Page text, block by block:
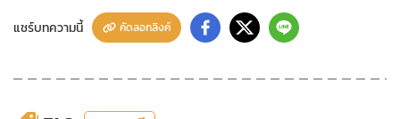
แชร์บทความนี้ คัดลอกลิงค์